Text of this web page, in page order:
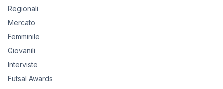
Regionali
Mercato
Femminile
Giovanili
Interviste
Futsal Awards